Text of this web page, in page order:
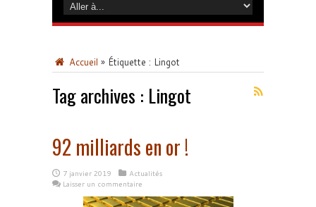
Accueil » Étiquette : Lingot
Tag archives : Lingot
92 milliards en or !
7 janvier 2019
Actualités
Laisser un commentaire